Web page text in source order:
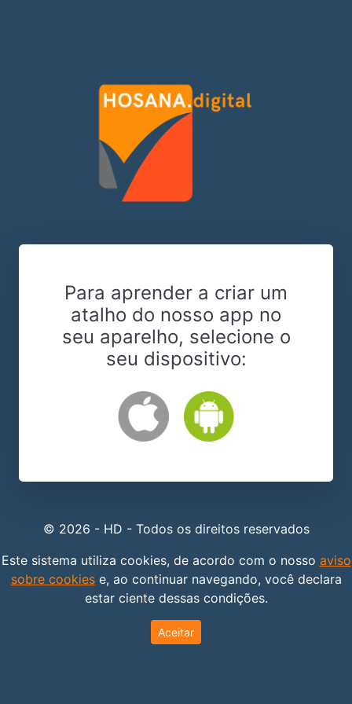
Para aprender a criar um
atalho do nosso app no
seu aparelho, selecione o
seu dispositivo:
© 2026 - HD - Todos os direitos reservados
Este sistema utiliza cookies, de acordo com o nosso aviso
sobre cookiese, ao continuar navegando, você declara
estar ciente dessas condições.
Aceitar